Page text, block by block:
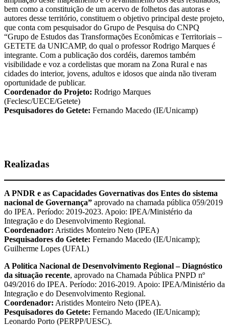
bem como a constituição de um acervo de folhetos das autoras e
autores desse território, constituem o objetivo principal deste projeto,
que conta com pesquisador do Grupo de Pesquisa do CNPQ
“Grupo de Estudos das Transformações Econômicas e Territoriais –
GETETE da UNICAMP, do qual o professor Rodrigo Marques é
integrante. Com a publicação dos cordéis, daremos também
visibilidade e voz a cordelistas que moram na Zona Rural e nas
cidades do interior, jovens, adultos e idosos que ainda não tiveram
oportunidade de publicar.
Coordenador do Projeto: Rodrigo Marques
(Feclesc/UECE/Getete)
Pesquisadores do Getete: Fernando Macedo (IE/Unicamp)
Realizadas
A PNDR e as Capacidades Governativas dos Entes do sistema
nacional de Governança” aprovado na chamada pública 059/2019
do IPEA. Período: 2019-2023. Apoio: IPEA/Ministério da
Integração e do Desenvolvimento Regional.
Coordenador: Aristides Monteiro Neto (IPEA)
Pesquisadores do Getete: Fernando Macedo (IE/Unicamp);
Guilherme Lopes (UFAL)
A Política Nacional de Desenvolvimento Regional – Diagnóstico
da situação recente, aprovado na Chamada Pública PNPD nº
049/2016 do IPEA. Período: 2016-2019. Apoio: IPEA/Ministério da
Integração e do Desenvolvimento Regional.
Coordenador: Aristides Monteiro Neto (IPEA).
Pesquisadores do Getete: Fernando Macedo (IE/Unicamp);
Leonardo Porto (PERPP/UESC).